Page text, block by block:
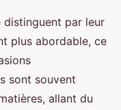
distinguent par leur
plus abordable, ce
sont souvent
allant du